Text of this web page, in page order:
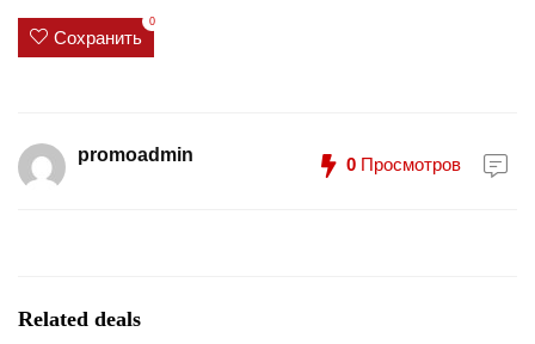
Сохранить
0
promoadmin 0 Просмотров
Related deals